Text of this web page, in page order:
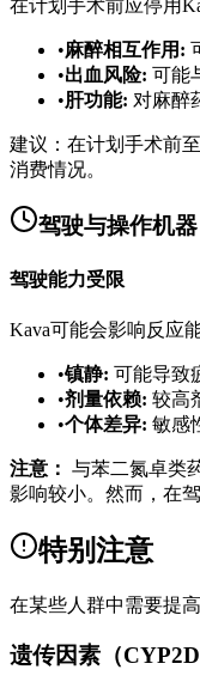
在计划手术前应停用
•麻醉相互作用 :
•出血风险: 可能
•肝功能: 对麻醉
建议：在计划手术前
消费情况。
驾驶与操作机器
驾驶能力受限
Kava可能会影响反应
•镇静: 可能导致
•剂量依赖: 较高
•个体差异: 敏感
注意： 与苯二氮卓类
影响较小。然而，在
特别注意
在某些人群中需要提
遗传因素（